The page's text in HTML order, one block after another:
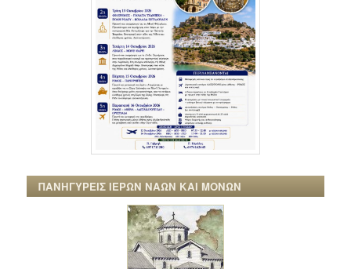
ΠΑΝΗΓΥΡΕΙΣ ΙΕΡΩΝ ΝΑΩΝ ΚΑΙ ΜΟΝΩΝ